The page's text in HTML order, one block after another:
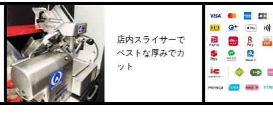
店内スライサーで
ベストな厚みでカ
ット